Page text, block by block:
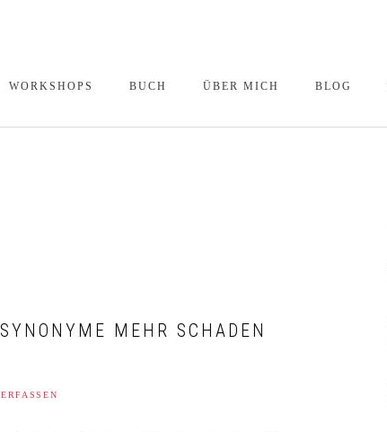
WORKSHOPS BUCH ÜBER MICH BLOG
MEHR SCHADEN